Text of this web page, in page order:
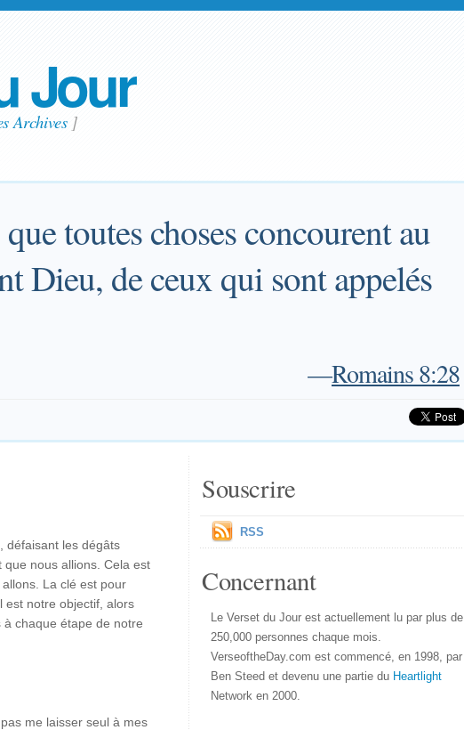
Jour
Archives]
toutes choses concourent au
Dieu, de ceux qui sont appelés
—Romains 8:28
défaisant les dégâts
nous allions. Cela est
La clé est pour
est notre objectif, alors
chaque étape de notre
me laisser seul à mes
Souscrire
RSS
Concernant
Le Verset du Jour est actuellement lu par plus de
250,000 personnes chaque mois.
VerseoftheDay.com est commencé, en 1998, par
Ben Steed et devenu une partie du Heartlight
Network en 2000.